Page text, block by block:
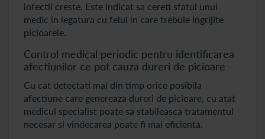
infectii creste. Este indicat sa cereti sfatul unui
medic in legatura cu felul in care trebuie ingrijite
picioarele.
Control medical periodic pentru identificarea
afectiunilor ce pot cauza dureri de picioare
Cu cat detectati mai din timp orice posibila
afectiune care genereaza dureri de picioare, cu atat
medicul specialist poate sa stabileasca tratamentul
necesar si vindecarea poate fi mai eficienta.